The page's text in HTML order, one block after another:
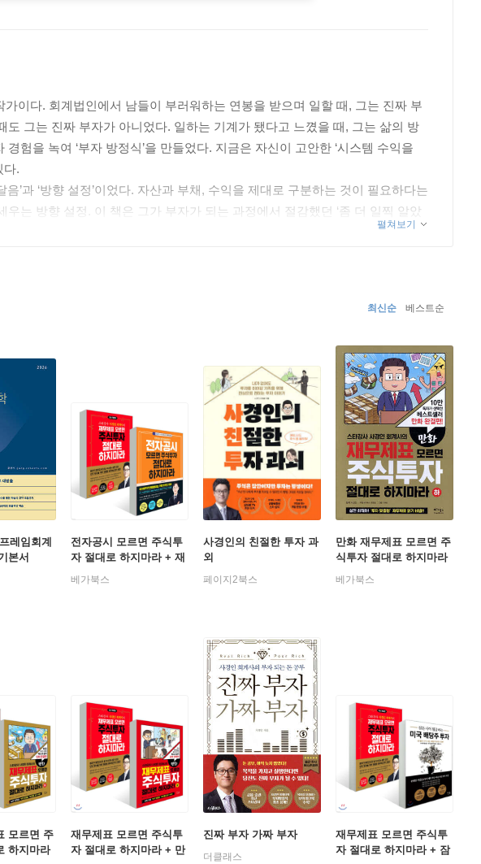
이다. 회계법인에서 남들이 부러워하는 연봉을 받으며 일할 때, 그는 진짜 부
그는 진짜 부자가 아니었다. 일하는 기계가 됐다고 느꼈을 때, 그는 삶의 방
험을 녹여 ‘부자 방정식’을 만들었다. 지금은 자신이 고안한 ‘시스템 수익을
다.
’과 ‘방향 설정’이었다. 자산과 부채, 수익을 제대로 구분하는 것이 필요하다는
는 방향 설정. 이 책은 그가 부자가 되는 과정에서 절감했던 ‘좀 더 일찍 알았
시 가르쳐줄 부의 비밀이다. 또한 더 많은 사람이 알았으면 하는 ‘행복한 삶으
해서 늘려가고 있다.
펼쳐보기
최신순 베스트순
레임회계
본서
전자공시 모르면 주식투
자 절대로 하지마라 + 재
무제표 모르면 주식투자
절대로 하지마라 세트
베가북스
사경인의 친절한 투자 과
외
페이지2북스
만화 재무제표 모르면 주
식투자 절대로 하지마라
(하)
베가북스
모르면 주
하지마라
재무제표 모르면 주식투
자 절대로 하지마라 + 만
진짜 부자 가짜 부자
더클래스
재무제표 모르면 주식투
자 절대로 하지마라 + 잠